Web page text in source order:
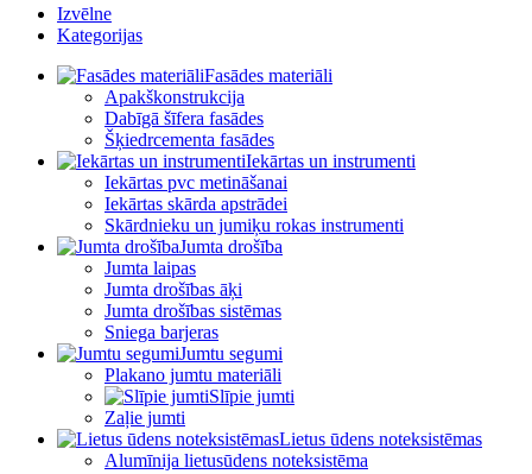
Izvēlne
Kategorijas
Fasādes materiāli
Apakškonstrukcija
Dabīgā šīfera fasādes
Šķiedrcementa fasādes
Iekārtas un instrumenti
Iekārtas pvc metināšanai
Iekārtas skārda apstrādei
Skārdnieku un jumiķu rokas instrumenti
Jumta drošība
Jumta laipas
Jumta drošības āķi
Jumta drošības sistēmas
Sniega barjeras
Jumtu segumi
Plakano jumtu materiāli
Slīpie jumti
Zaļie jumti
Lietus ūdens noteksistēmas
Alumīnija lietusūdens noteksistēma